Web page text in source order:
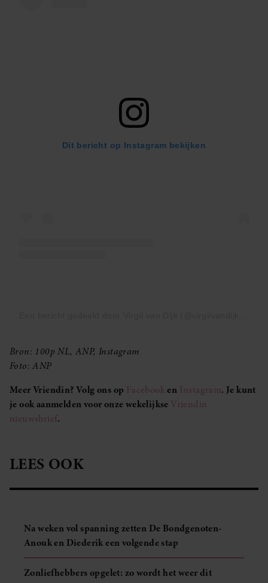
Dit bericht op Instagram bekijken
Bron: 100p NL, ANP, Instagram
Foto: ANP
Meer Vriendin? Volg ons op Facebooken Instagram. Je kunt
je ook aanmelden voor onze wekelijkse Vriendin
nieuwsbrief.
LEES OOK
Na weken vol spanning zetten De Bondgenoten-
Anouk en Diederik een volgende stap
Zonliefhebbers opgelet: zo wordt het weer dit